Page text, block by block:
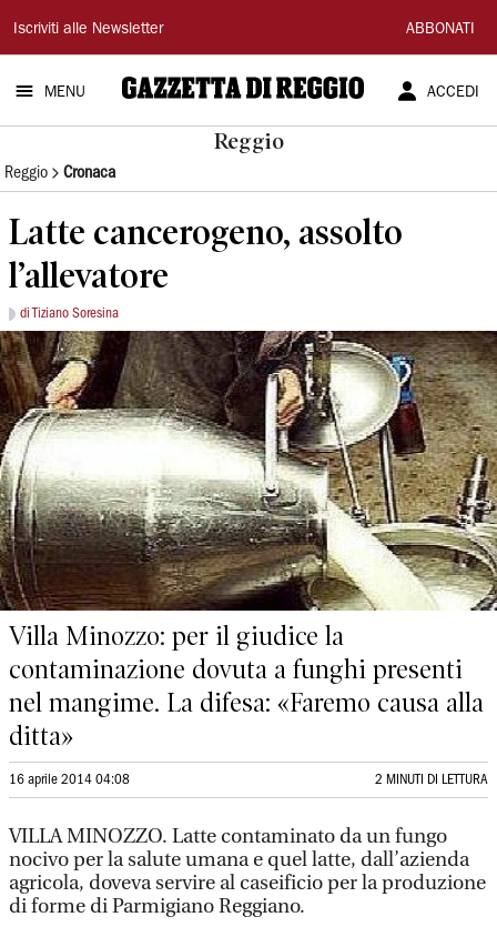
Gazzetta
di
Reggio
Iscriviti alle Newsletter ABBONATI
MENU ACCEDI
Reggio
Reggio Cronaca
Latte cancerogeno, assolto
l’allevatore
di Tiziano Soresina
Villa Minozzo: per il giudice la
contaminazione dovuta a funghi presenti
nel mangime. La difesa: «Faremo causa alla
ditta»
16 aprile 2014 04:08 2 MINUTI DI LETTURA
VILLA MINOZZO. Latte contaminato da un fungo
nocivo per la salute umana e quel latte, dall’azienda
agricola, doveva servire al caseificio per la produzione
di forme di Parmigiano Reggiano.